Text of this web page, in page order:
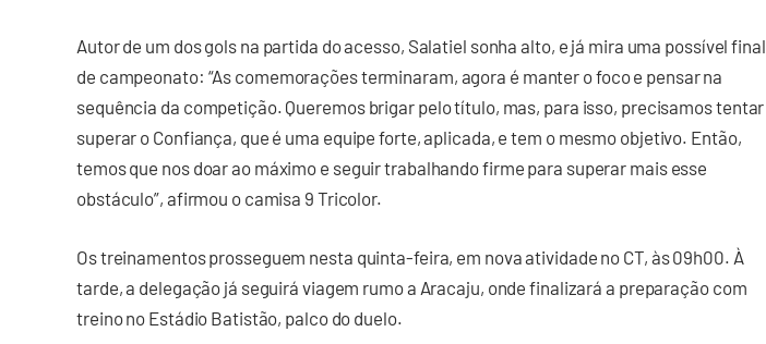
Autor de um dos gols na partida do acesso, Salatiel sonha alto, e já mira uma possível final
de campeonato: “As comemorações terminaram, agora é manter o foco e pensar na
sequência da competição. Queremos brigar pelo título, mas, para isso, precisamos tentar
superar o Confiança, que é uma equipe forte, aplicada, e tem o mesmo objetivo. Então,
temos que nos doar ao máximo e seguir trabalhando firme para superar mais esse
obstáculo”, afirmou o camisa 9 Tricolor.
Os treinamentos prosseguem nesta quinta-feira, em nova atividade no CT, às 09h00. À
tarde, a delegação já seguirá viagem rumo a Aracaju, onde finalizará a preparação com
treino no Estádio Batistão, palco do duelo.